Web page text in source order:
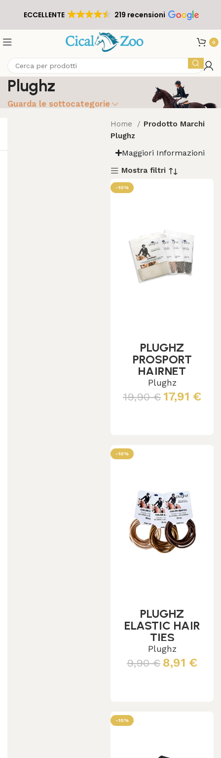
ECCELLENTE 219 recensioni
0
Plughz
Guarda le sottocategorie
Home
Prodotto Marchi
Plughz
Maggiori Informazioni
Mostra filtri
-10%
PLUGHZ
PROSPORT
HAIRNET
Plughz
19,90€ 17,91 €
-10%
PLUGHZ
ELASTIC HAIR
TIES
Plughz
9,90€ 8,91 €
-10%